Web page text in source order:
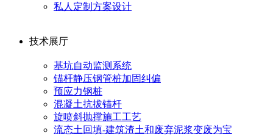
私人定制方案设计
技术展厅
基坑自动监测系统
锚杆静压钢管桩加固纠偏
预应力钢桩
混凝土抗拔锚杆
旋喷斜抛撑施工工艺
流态土回填-建筑渣土和废弃泥浆变废为宝